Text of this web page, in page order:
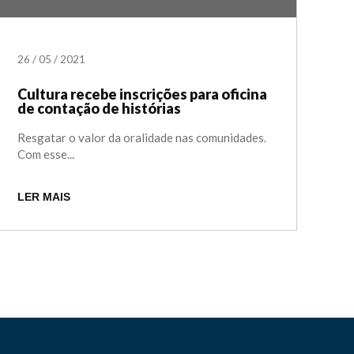
26 /05 /2021
Cultura recebe inscrições para oficina
de contação de histórias
Resgatar o valor da oralidade nas comunidades.
Com esse...
LER MAIS